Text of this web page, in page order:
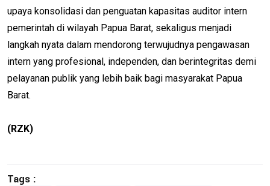
upaya konsolidasi dan penguatan kapasitas auditor intern
pemerintah di wilayah Papua Barat, sekaligus menjadi
langkah nyata dalam mendorong terwujudnya pengawasan
intern yang profesional, independen, dan berintegritas demi
pelayanan publik yang lebih baik bagi masyarakat Papua
Barat.
(RZK)
Tags :